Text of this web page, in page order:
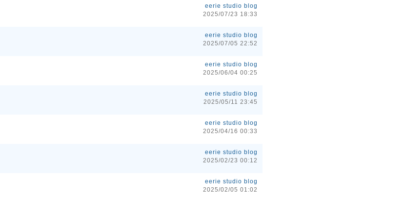
eerie studio blog
2025/07/23 18:33
eerie studio blog
2025/07/05 22:52
eerie studio blog
2025/06/04 00:25
eerie studio blog
2025/05/11 23:45
eerie studio blog
2025/04/16 00:33
eerie studio blog
2025/02/23 00:12
eerie studio blog
2025/02/05 01:02